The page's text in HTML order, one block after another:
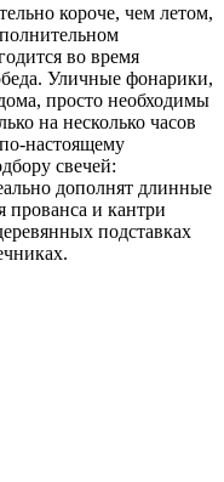
короче, чем летом,
во время
Уличные фонарики,
просто необходимы
на несколько часов
настоящему
свечей:
дополнят длинные
прованса и кантри
подставках